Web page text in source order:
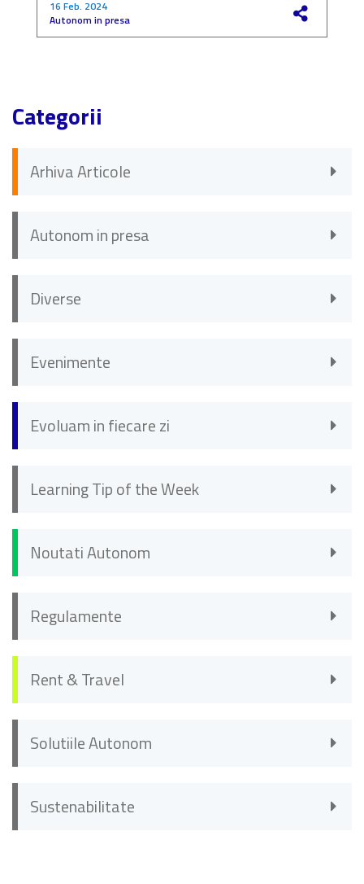
16 Feb. 2024
Autonom in presa
Categorii
Arhiva Articole
Autonom in presa
Diverse
Evenimente
Evoluam in fiecare zi
Learning Tip of the Week
Noutati Autonom
Regulamente
Rent & Travel
Solutiile Autonom
Sustenabilitate